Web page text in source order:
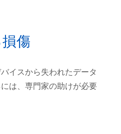
傷
イスから失われたデータ
は、専門家の助けが必要